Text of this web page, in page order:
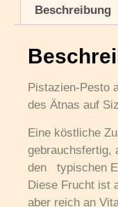
Beschreibung
Pistazien-Pesto
des Ätnas auf
Eine köstliche
gebrauchsfertig,
den typischen
Diese Frucht ist
aber reich an